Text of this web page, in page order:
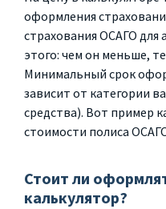
оформления
страхования ОСАГО для
этого: чем он меньше,
Минимальный срок
зависит от категории
средства). Вот пример
стоимости полиса
Стоит ли
калькулятор?